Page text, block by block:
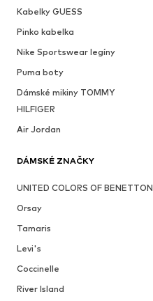
Kabelky GUESS
Pinko kabelka
Nike Sportswear legíny
Puma boty
Dámské mikiny TOMMY
HILFIGER
Air Jordan
DÁMSKÉ ZNAČKY
UNITED COLORS OF BENETTON
Orsay
Tamaris
Levi's
Coccinelle
River Island